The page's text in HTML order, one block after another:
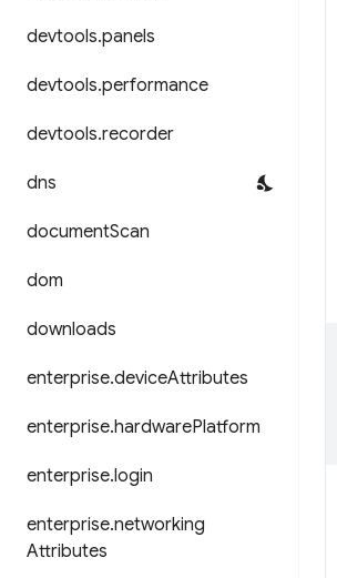
devtools.panels
devtools.performance
devtools.recorder
dns
documentScan
dom
downloads
enterprise.deviceAttributes
enterprise.hardwarePlatform
enterprise.login
enterprise.networking
Attributes